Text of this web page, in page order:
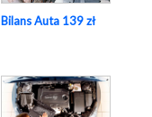
Bilans Auta 139 zł